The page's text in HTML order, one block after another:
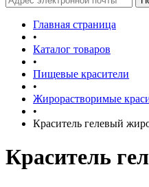
Главная страница
•
Каталог товаров
•
Пищевые красители
•
Жирорастворимые
•
Краситель гелевый
Краситель